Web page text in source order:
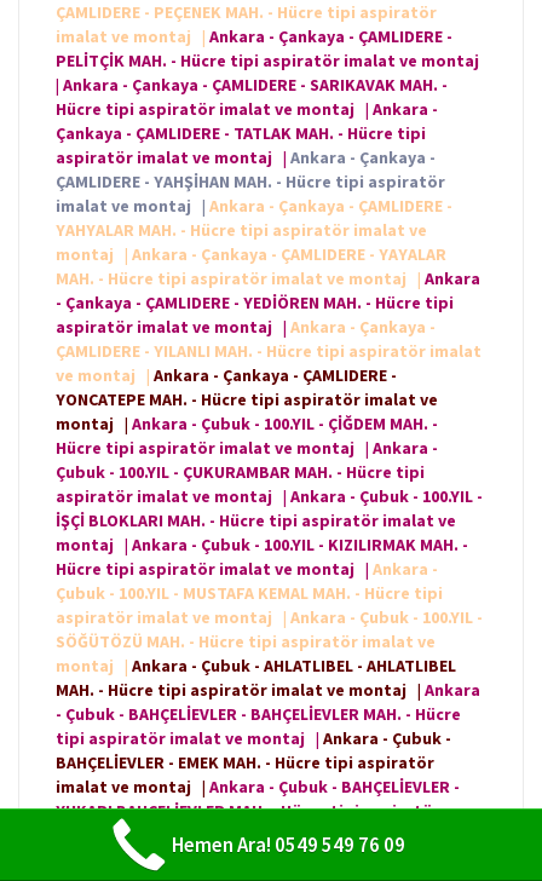
ÇAMLIDERE - PEÇENEK MAH. - Hücre tipi aspiratör
imalat ve montaj
| Ankara - Çankaya - ÇAMLIDERE -
PELİTÇİK MAH. - Hücre tipi aspiratör imalat ve montaj
| Ankara - Çankaya - ÇAMLIDERE - SARIKAVAK MAH. -
Hücre tipi aspiratör imalat ve montaj | Ankara -
Çankaya - ÇAMLIDERE - TATLAK MAH. - Hücre tipi
aspiratör imalat ve montaj | Ankara - Çankaya -
ÇAMLIDERE - YAHŞİHAN MAH. - Hücre tipi aspiratör
imalat ve montaj | Ankara - Çankaya - ÇAMLIDERE -
YAHYALAR MAH. - Hücre tipi aspiratör imalat ve
montaj
| Ankara - Çankaya - ÇAMLIDERE - YAYALAR
MAH. - Hücre tipi aspiratör imalat ve montaj
| Ankara
- Çankaya - ÇAMLIDERE - YEDİÖREN MAH. - Hücre tipi
aspiratör imalat ve montaj | Ankara - Çankaya -
ÇAMLIDERE - YILANLI MAH. - Hücre tipi aspiratör imalat
ve montaj
| Ankara - Çankaya - ÇAMLIDERE -
YONCATEPE MAH. - Hücre tipi aspiratör imalat ve
montaj | Ankara - Çubuk - 100.YIL - ÇİĞDEM MAH. -
Hücre tipi aspiratör imalat ve montaj | Ankara -
Çubuk - 100.YIL - ÇUKURAMBAR MAH. - Hücre tipi
aspiratör imalat ve montaj | Ankara - Çubuk - 100.YIL -
İŞÇİ BLOKLARI MAH. - Hücre tipi aspiratör imalat ve
montaj | Ankara - Çubuk - 100.YIL - KIZILIRMAK MAH. -
Hücre tipi aspiratör imalat ve montaj | Ankara -
Çubuk - 100.YIL - MUSTAFA KEMAL MAH. - Hücre tipi
aspiratör imalat ve montaj
| Ankara - Çubuk - 100.YIL -
SÖĞÜTÖZÜ MAH. - Hücre tipi aspiratör imalat ve
montaj
| Ankara - Çubuk - AHLATLIBEL - AHLATLIBEL
MAH. - Hücre tipi aspiratör imalat ve montaj | Ankara
- Çubuk - BAHÇELİEVLER - BAHÇELİEVLER MAH. - Hücre
tipi aspiratör imalat ve montaj | Ankara - Çubuk -
BAHÇELİEVLER - EMEK MAH. - Hücre tipi aspiratör
imalat ve montaj | Ankara - Çubuk - BAHÇELİEVLER -
YUKARI BAHÇELİEVLER MAH. - Hücre tipi aspiratör
imalat ve montaj
Ankara - Çubuk - BALGAT - BALGAT
MAH. - Hücre tipi aspiratör imalat ve montaj
Hemen Ara! 0549 549 76 09